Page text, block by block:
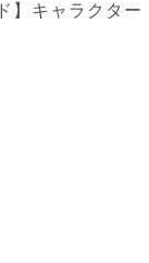
】キャラクター